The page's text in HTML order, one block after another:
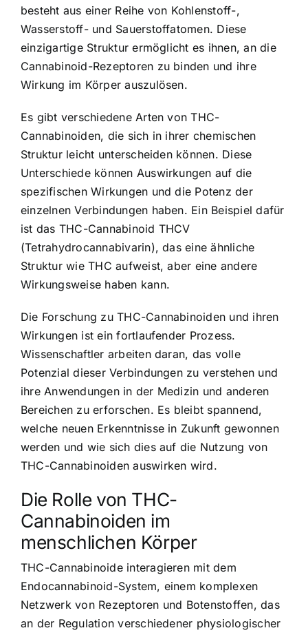
besteht aus einer Reihe von Kohlenstoff-,
Wasserstoff- und Sauerstoffatomen. Diese
einzigartige Struktur ermöglicht es ihnen, an die
Cannabinoid-Rezeptoren zu binden und ihre
Wirkung im Körper auszulösen.
Es gibt verschiedene Arten von THC-
Cannabinoiden, die sich in ihrer chemischen
Struktur leicht unterscheiden können. Diese
Unterschiede können Auswirkungen auf die
spezifischen Wirkungen und die Potenz der
einzelnen Verbindungen haben. Ein Beispiel dafür
ist das THC-Cannabinoid THCV
(Tetrahydrocannabivarin), das eine ähnliche
Struktur wie THC aufweist, aber eine andere
Wirkungsweise haben kann.
Die Forschung zu THC-Cannabinoiden und ihren
Wirkungen ist ein fortlaufender Prozess.
Wissenschaftler arbeiten daran, das volle
Potenzial dieser Verbindungen zu verstehen und
ihre Anwendungen in der Medizin und anderen
Bereichen zu erforschen. Es bleibt spannend,
welche neuen Erkenntnisse in Zukunft gewonnen
werden und wie sich dies auf die Nutzung von
THC-Cannabinoiden auswirken wird.
Die Rolle von THC-
Cannabinoiden im
menschlichen Körper
THC-Cannabinoide interagieren mit dem
Endocannabinoid-System, einem komplexen
Netzwerk von Rezeptoren und Botenstoffen, das
an der Regulation verschiedener physiologischer